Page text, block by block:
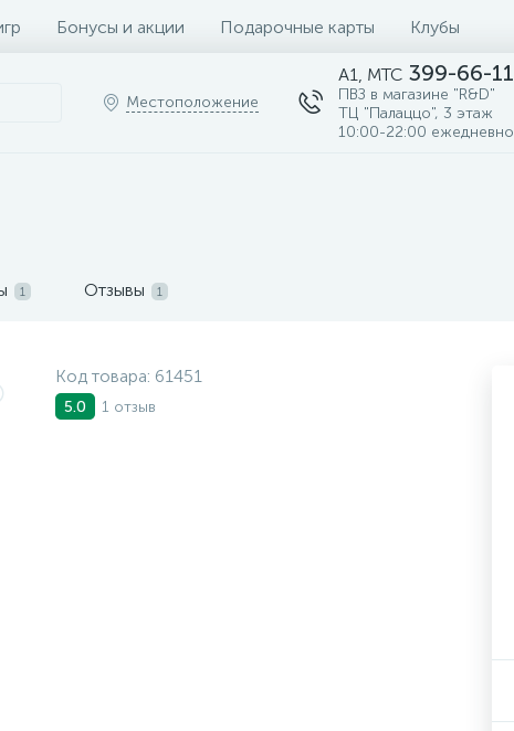
Бонусы и акции Подарочные карты Клубы
Местоположение
A1, MTC 399-66-11
ПВЗ в магазине "R&D"
ТЦ "Палаццо", 3 этаж
10:00-22:00 ежедневно
1 Отзывы 1
Код товара: 61451
5.0 1 отзыв